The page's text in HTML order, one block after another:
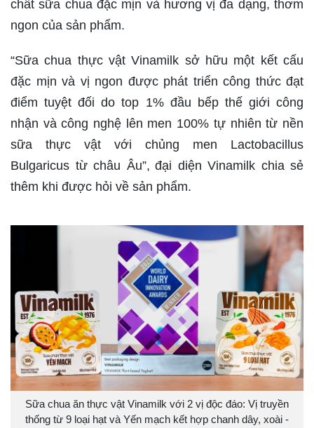
chất sữa chua đặc mịn và hương vị đa dạng, thơm
ngon của sản phẩm.
“Sữa chua thực vật Vinamilk sở hữu một kết cấu
đặc mịn và vị ngon được phát triển công thức đạt
điểm tuyệt đối do top 1% đầu bếp thế giới công
nhận và công nghệ lên men 100% tự nhiên từ nền
sữa thực vật với chủng men Lactobacillus
Bulgaricus từ châu Âu”, đại diện Vinamilk chia sẻ
thêm khi được hỏi về sản phẩm.
Sữa chua ăn thực vật Vinamilk với 2 vị độc đáo: Vị truyền
thống từ 9 loại hạt và Yến mạch kết hợp chanh dây, xoài -